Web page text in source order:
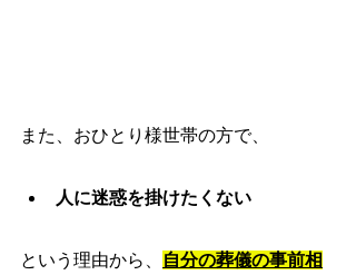
また、おひとり様世帯の方で、
人に迷惑を掛けたくない
という理由から、
自分の葬儀の事前相